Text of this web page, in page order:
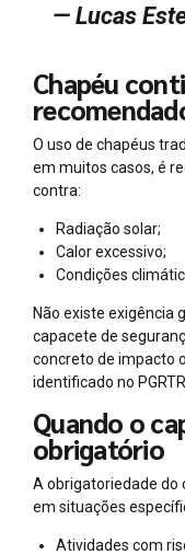
— Lucas
Chapéu
O uso de chapéus
em muitos casos, é
contra:
Radiação solar;
Calor excessivo;
Condições
Não existe exigência
capacete de
concreto de impacto
identificado no PGRTR.
Quando o
obrigatório
A obrigatoriedade do
em situações
Atividades com